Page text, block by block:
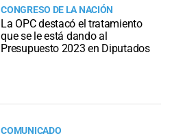
CONGRESO DE LA NACIÓN
La OPC destacó el tratamiento
que se le está dando al
Presupuesto 2023 en Diputados
COMUNICADO